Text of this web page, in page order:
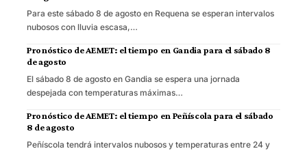
Para este sábado 8 de agosto en Requena se esperan intervalos
nubosos con lluvia escasa,…
Pronóstico de AEMET: el tiempo en Gandia para el sábado 8
de agosto
El sábado 8 de agosto en Gandia se espera una jornada
despejada con temperaturas máximas…
Pronóstico de AEMET: el tiempo en Peñíscola para el sábado
8 de agosto
Peñíscola tendrá intervalos nubosos y temperaturas entre 24 y